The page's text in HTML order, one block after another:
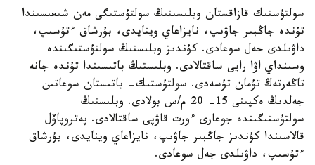
سولتۇستىك قازاقستان وبلىسىنىڭ سولتۇستىگى مەن شىعىسىندا
تۇندە جاڭبىر جاۋىپ، نايزاعاي وينايدى، بۇرشاق ءتۇسىپ،
داۋىلدى جەل سوعادى. كۇندىز وبلىستىڭ سولتۇستىگىندە
وسىنداي اۋا رايى ساقتالادى. وبلىستىڭ باتىسىندا تۇندە جانە
تاڭەرتەڭ تۇمان تۇسەدى. سولتۇستىك- باتىستان سوعاتىن
جەلدىڭ ەكپىنى 15- 20 م/س بولادى. وبلىستىڭ
سولتۇستىگىندە جوعارى ءورت قاۋپى ساقتالادى. پەتروپاۆل
قالاسىندا كۇندىز جاڭبىر جاۋىپ، نايزاعاي وينايدى، بۇرشاق
ءتۇسىپ، داۋىلدى جەل سوعادى.